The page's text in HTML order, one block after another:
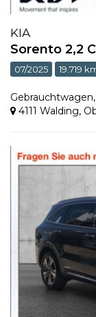
KIA
Sorento 2,2
07/2025 19.719
Gebrauchtwagen,
4111 Walding,